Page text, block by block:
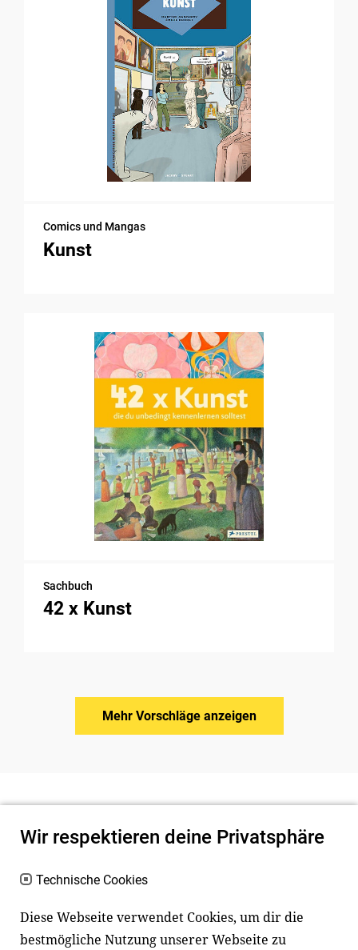
Comics und Mangas
Kunst
Sachbuch
42 x Kunst
Mehr Vorschläge anzeigen
Wir respektieren deine Privatsphäre
Technische Cookies
Diese Webseite verwendet Cookies, um dir die
bestmögliche Nutzung unserer Webseite zu